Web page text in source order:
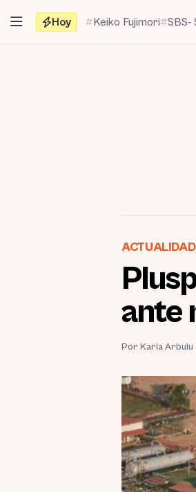
contenido
Hoy Keiko Fujimori SBS-
ACTUALIDAD
ante
Por Karla Arbulu